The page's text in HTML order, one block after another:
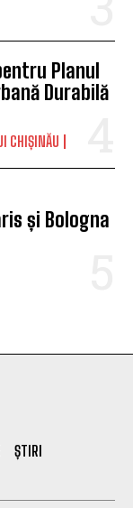
Planul
Durabilă
CHIȘINĂU
și Bologna
ȘTIRI